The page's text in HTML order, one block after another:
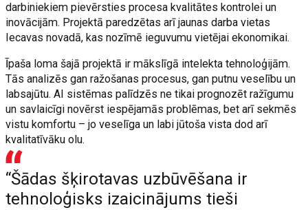
darbiniekiem pievērsties procesa kvalitātes kontrolei un
inovācijām. Projektā paredzētas arī jaunas darba vietas
Iecavas novadā, kas nozīmē ieguvumu vietējai ekonomikai.
Īpaša loma šajā projektā ir mākslīgā intelekta tehnoloģijām.
Tās analizēs gan ražošanas procesus, gan putnu veselību un
labsajūtu. AI sistēmas palīdzēs ne tikai prognozēt ražīgumu
un savlaicīgi novērst iespējamās problēmas, bet arī sekmēs
vistu komfortu – jo veselīga un labi jūtoša vista dod arī
kvalitatīvāku olu.
“Šādas šķirotavas uzbūvēšana ir
tehnoloģisks izaicinājums tieši